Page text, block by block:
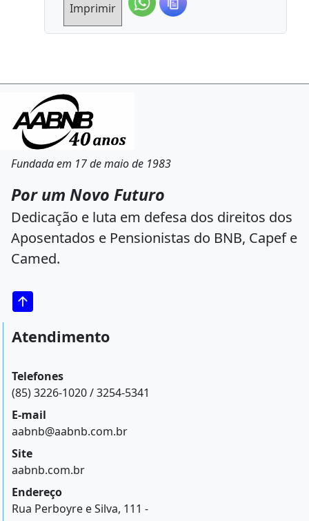
Imprimir
Fundada em 17 de maio de 1983
Por um Novo Futuro
Dedicação e luta em defesa dos direitos dos
Aposentados e Pensionistas do BNB, Capef e
Camed.
Atendimento
Telefones
(85) 3226-1020 / 3254-5341
E-mail
aabnb@aabnb.com.br
Site
aabnb.com.br
Endereço
Rua Perboyre e Silva, 111 -